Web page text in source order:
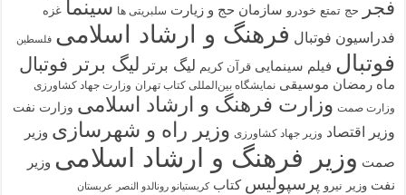
فجر
حج تمتع خودرو سازمان حج و زیارت سلبریتی ها سینما غزه
فدراسیون فوتبال فرهنگ و ارشاد اسلامی فلسطین
فوتبال فیلم سینمایی قرآن کریم لیگ برتر لیگ برتر فوتبال
ماه رمضان موسیقی نمایشگاه بین‌المللی کتاب تهران وزارت جهاد کشاورزی
وزارت صمت وزارت فرهنگ و ارشاد اسلامی وزارت نفت
وزیر اقتصاد وزیر جهاد کشاورزی وزیر راه و شهرسازی وزیر
صمت وزیر فرهنگ و ارشاد اسلامی وزیر
نفت وزیر نیرو پرسپولیس کتاب کریستیانو رونالدو النصر عربستان